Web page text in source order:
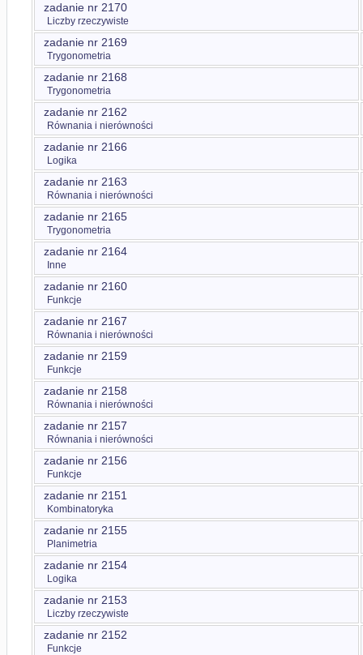
zadanie nr 2170
Liczby rzeczywiste
zadanie nr 2169
Trygonometria
zadanie nr 2168
Trygonometria
zadanie nr 2162
Równania i nierówności
zadanie nr 2166
Logika
zadanie nr 2163
Równania i nierówności
zadanie nr 2165
Trygonometria
zadanie nr 2164
Inne
zadanie nr 2160
Funkcje
zadanie nr 2167
Równania i nierówności
zadanie nr 2159
Funkcje
zadanie nr 2158
Równania i nierówności
zadanie nr 2157
Równania i nierówności
zadanie nr 2156
Funkcje
zadanie nr 2151
Kombinatoryka
zadanie nr 2155
Planimetria
zadanie nr 2154
Logika
zadanie nr 2153
Liczby rzeczywiste
zadanie nr 2152
Funkcje